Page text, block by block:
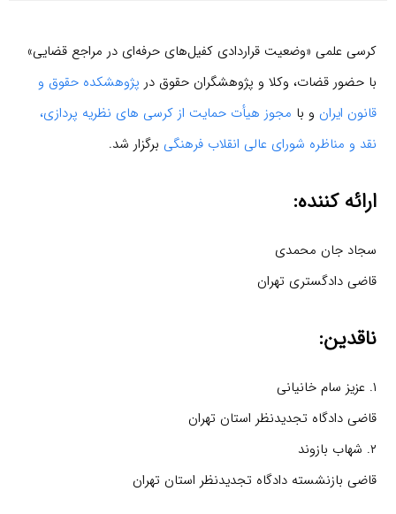
کرسی علمی «وضعیت قراردادی کفیل‌های حرفه‌ای در مراجع قضایی»
با حضور قضات، وکلا و پژوهشگران حقوق در پژوهشکده حقوق و
قانون ایران و با مجوز هیأت حمایت از کرسی های نظریه پردازی،
نقد و مناظره شورای عالی انقلاب فرهنگی برگزار شد.
ارائه کننده:
سجاد جان محمدی
قاضی دادگستری تهران
ناقدین:
۱. عزیز سام خانیانی
قاضی دادگاه تجدیدنظر استان تهران
۲. شهاب بازوند
قاضی بازنشسته دادگاه تجدیدنظر استان تهران